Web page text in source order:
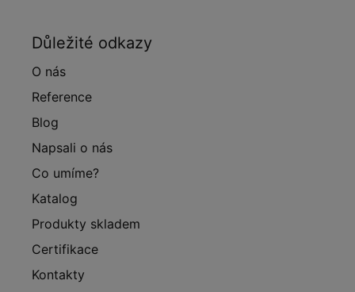
Důležité odkazy
O nás
Reference
Blog
Napsali o nás
Co umíme?
Katalog
Produkty skladem
Certifikace
Kontakty